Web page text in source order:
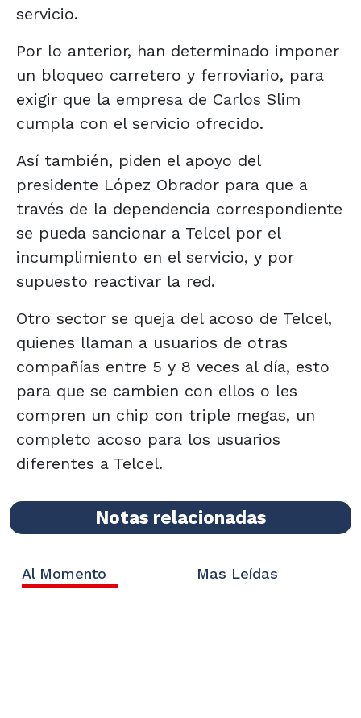
servicio.
Por lo anterior, han determinado imponer
un bloqueo carretero y ferroviario, para
exigir que la empresa de Carlos Slim
cumpla con el servicio ofrecido.
Así también, piden el apoyo del
presidente López Obrador para que a
través de la dependencia correspondiente
se pueda sancionar a Telcel por el
incumplimiento en el servicio, y por
supuesto reactivar la red.
Otro sector se queja del acoso de Telcel,
quienes llaman a usuarios de otras
compañías entre 5 y 8 veces al día, esto
para que se cambien con ellos o les
compren un chip con triple megas, un
completo acoso para los usuarios
diferentes a Telcel.
Notas relacionadas
Al Momento Mas Leídas